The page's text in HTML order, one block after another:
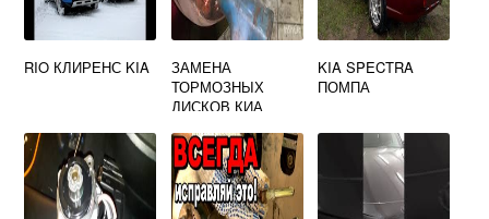
RIO КЛИРЕНС KIA
ЗАМЕНА
ТОРМОЗНЫХ
ДИСКОВ КИА
KIA SPECTRA
ПОМПА